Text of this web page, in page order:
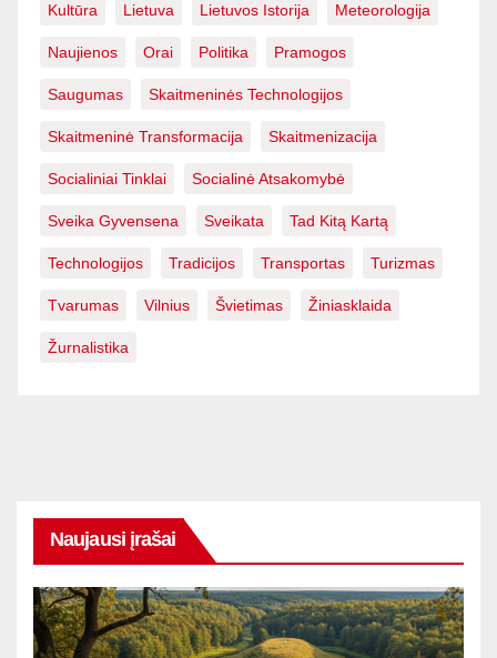
Kultūra Lietuva Lietuvos Istorija Meteorologija
Naujienos Orai Politika Pramogos
Saugumas Skaitmeninės Technologijos
Skaitmeninė Transformacija Skaitmenizacija
Socialiniai Tinklai Socialinė Atsakomybė
Sveika Gyvensena Sveikata Tad Kitą Kartą
Technologijos Tradicijos Transportas Turizmas
Tvarumas Vilnius Švietimas Žiniasklaida
Žurnalistika
Naujausi įrašai